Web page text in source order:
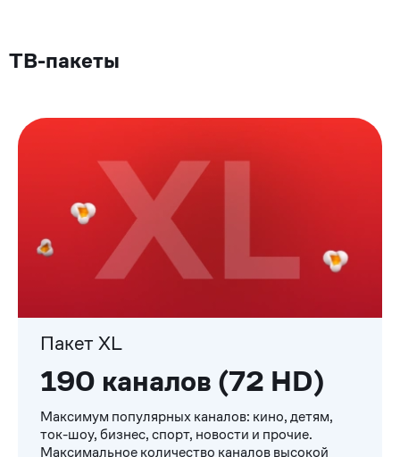
ТВ-пакеты
Пакет XL
190 каналов (72 HD)
Максимум популярных каналов: кино, детям,
ток-шоу, бизнес, спорт, новости и прочие.
Максимальное количество каналов высокой